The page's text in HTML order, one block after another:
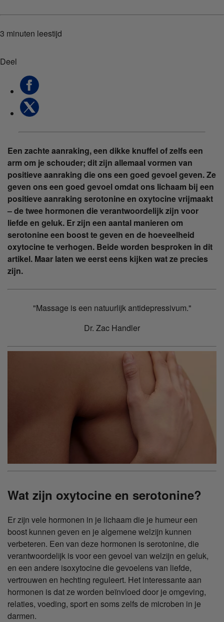
3 minuten leestijd
Deel
Een zachte aanraking, een dikke knuffel of zelfs een
arm om je schouder; dit zijn allemaal vormen van
positieve aanraking die ons een goed gevoel geven. Ze
geven ons een goed gevoel omdat ons lichaam bij een
positieve aanraking serotonine en oxytocine vrijmaakt
– de twee hormonen die verantwoordelijk zijn voor
liefde en geluk. Er zijn een aantal manieren om
serotonine een boost te geven en de hoeveelheid
oxytocine te verhogen. Beide worden besproken in dit
artikel. Maar laten we eerst eens kijken wat ze precies
zijn.
"Massage is een natuurlijk antidepressivum."
Dr. Zac Handler
Wat zijn oxytocine en serotonine?
Er zijn vele hormonen in je lichaam die je humeur een
boost kunnen geven en je algemene welzijn kunnen
verbeteren. Een van deze hormonen is serotonine, die
verantwoordelijk is voor een gevoel van welzijn en geluk,
en een andere isoxytocine die gevoelens van liefde,
vertrouwen en hechting reguleert. Het interessante aan
hormonen is dat ze worden beïnvloed door je omgeving,
relaties, voeding, sport en soms zelfs de microben in je
darmen.